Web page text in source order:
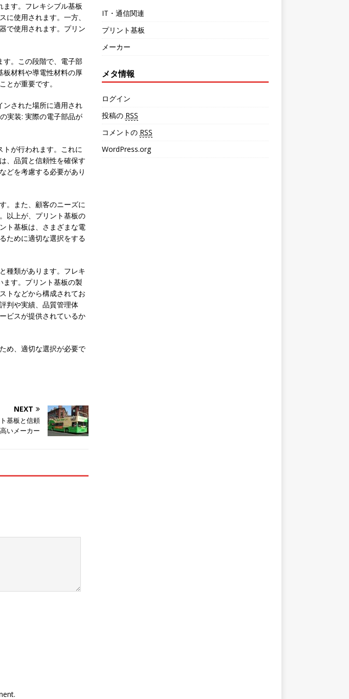
す。フレキシブル基板
使用されます。一方、
で使用されます。プリン
す。この段階で、電子部
板材料や導電性材料の厚
が重要です。
ンされた場所に適用され
実装: 実際の電子部品が
が行われます。これに
、品質と信頼性を確保す
どを考慮する必要があり
。また、顧客のニーズに
以上が、プリント基板の
ト基板は、さまざまな電
ために適切な選択をする
種類があります。フレキ
す。プリント基板の製
トなどから構成されてお
判や実績、品質管理体
ビスが提供されているか
め、適切な選択が必要で
NEXT
基板と信頼
いメーカー
IT・通信関連
プリント基板
メーカー
メタ情報
ログイン
投稿の RSS
コメントの RSS
WordPress.org